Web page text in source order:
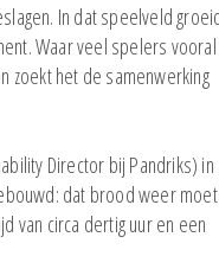
In dat speelveld
Waar veel spelers vooral
zoekt het de samenwerking
Director bij Pandriks) in
dat brood weer moet
van circa dertig uur en een